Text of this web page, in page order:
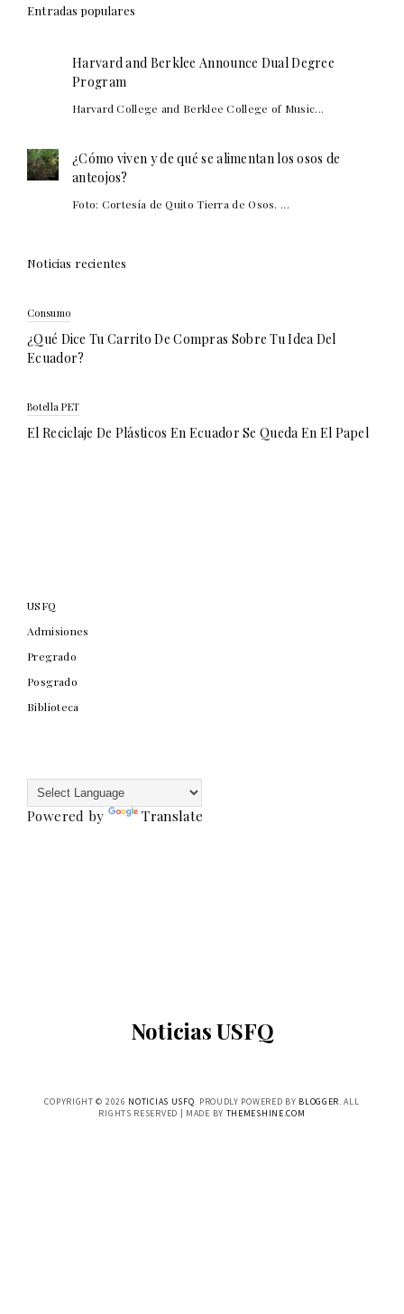
Entradas populares
Harvard and Berklee Announce Dual Degree
Program
Harvard College and Berklee College of Music...
¿Cómo viven y de qué se alimentan los osos de
anteojos?
Foto: Cortesía de Quito Tierra de Osos. ...
Noticias recientes
Consumo
¿Qué Dice Tu Carrito De Compras Sobre Tu Idea Del
Ecuador?
Botella PET
El Reciclaje De Plásticos En Ecuador Se Queda En El Papel
USFQ
Admisiones
Pregrado
Posgrado
Biblioteca
Powered by Translate
Noticias USFQ
COPYRIGHT © 2026 NOTICIAS USFQ. PROUDLY POWERED BY BLOGGER. ALL
RIGHTS RESERVED | MADE BY THEMESHINE.COM